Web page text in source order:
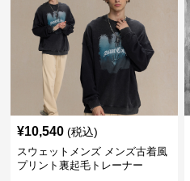
¥10,540 (税込)
スウェットメンズ メンズ古着風
プリント裏起毛トレーナー